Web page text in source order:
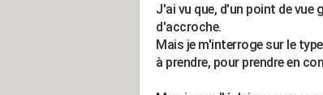
J'ai vu que, d'un point de vue
d'accroche.
Mais je m'interroge sur le
à prendre, pour prendre en